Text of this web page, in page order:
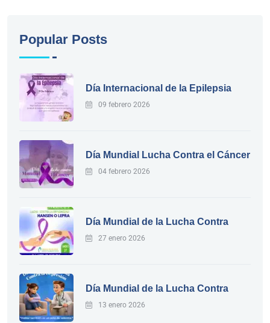
Popular Posts
Día Internacional de la Epilepsia
09 febrero 2026
Día Mundial Lucha Contra el Cáncer
04 febrero 2026
Día Mundial de la Lucha Contra
27 enero 2026
Día Mundial de la Lucha Contra
13 enero 2026